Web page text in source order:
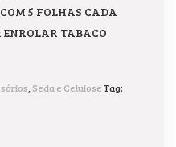
5 FOLHAS CADA
TABACO
Seda e CeluloseTag: